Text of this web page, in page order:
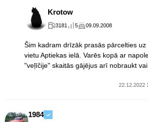
Krotow
3181 5 09.09.2008
Šim kadram drīzāk prasās pārcelties
vietu Aptiekas ielā. Varēs kopā ar
"veļīčije" skaitās gājējus arī nobraukt vai
22.12.2022
1984